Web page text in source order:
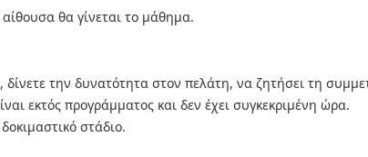
θα γίνεται το μάθημα.
δίνετε την δυνατότητα στον πελάτη, να ζητήσει τη
εκτός προγράμματος και δεν έχει συγκεκριμένη ώρα.
στάδιο.